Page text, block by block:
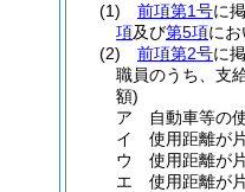
(1)
前項第1号に
項及び第5項に
(2)
前項第2号に
職員のうち、支
額)
ア
自動車等の
イ
使用距離が
ウ
使用距離が
エ
使用距離が